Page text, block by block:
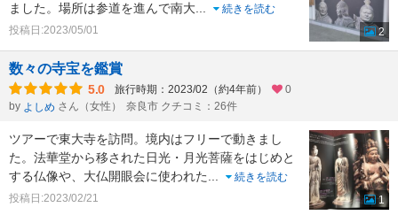
ました。場所は参道を進んで南大
続きを読む
投稿日:2023/05/01
2
数々の寺宝を鑑賞
5.0 旅行時期：2023/02（約4年前）
0
by よしめ さん（女性） 奈良市 クチコミ：26件
ツアーで東大寺を訪問。境内はフリーで動きまし
た。法華堂から移された日光・月光菩薩をはじめと
する仏像や、大仏開眼会に使われた
続きを読む
投稿日:2023/02/21
1